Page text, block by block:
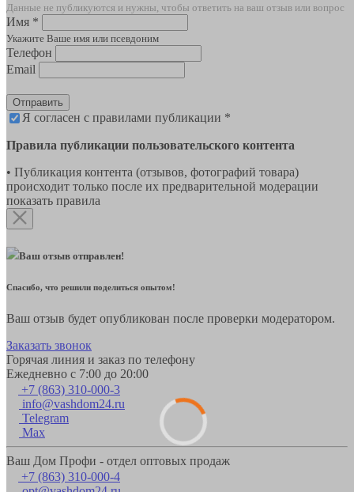
Данные не публикуются и нужны, чтобы ответить на ваш отзыв или вопрос
Имя *
Укажите Ваше имя или псевдоним
Телефон
Email
Отправить
Я согласен с правилами публикации *
Правила публикации пользовательского контента
• Публикация контента (отзывов, фотографий товара)
происходит только после их предварительной модерации
показать правила
Ваш отзыв отправлен!
Спасибо, что решили поделиться опытом!
Ваш отзыв будет опубликован после проверки модератором.
Заказать звонок
Горячая линия и заказ по телефону
Ежедневно с 7:00 до 20:00
+7 (863) 310-000-3
info@vashdom24.ru
Telegram
Max
Ваш Дом Профи - отдел оптовых продаж
+7 (863) 310-000-4